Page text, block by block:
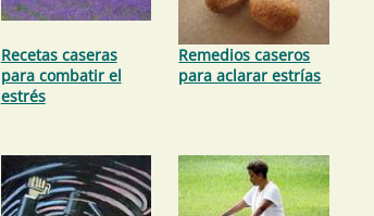
Recetas caseras
para combatir el
estrés
Remedios caseros
para aclarar estrías